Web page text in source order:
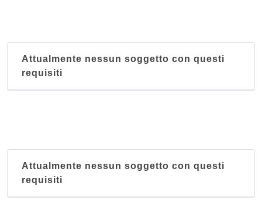
Attualmente nessun soggetto con questi
requisiti
Attualmente nessun soggetto con questi
requisiti